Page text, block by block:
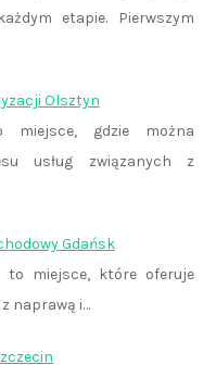
etapie. Pierwszym
Olsztyn
miejsce, gdzie można
usług związanych z
Gdańsk
to miejsce, które oferuje
naprawą i…